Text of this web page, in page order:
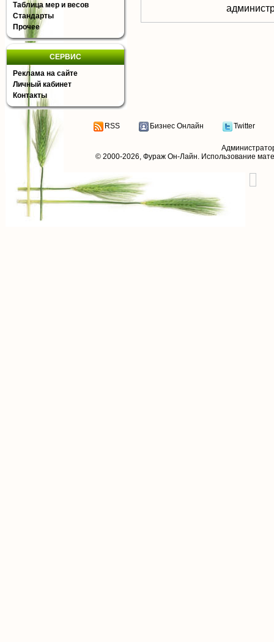
Таблица мер и весов
Стандарты
Прочее
СЕРВИС
Реклама на сайте
Личный кабинет
Контакты
RSS Бизнес Онлайн Twitter
© 2000-2026, Фураж Он-Лайн. Использование